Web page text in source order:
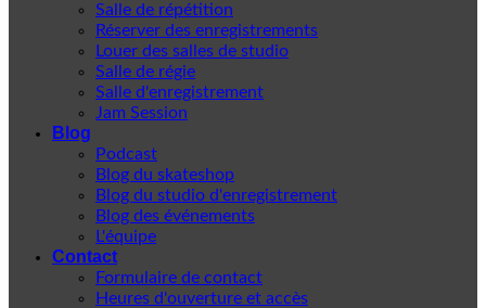
Salle de répétition
Réserver des enregistrements
Louer des salles de studio
Salle de régie
Salle d'enregistrement
Jam Session
Blog
Podcast
Blog du skateshop
Blog du studio d'enregistrement
Blog des événements
L'équipe
Contact
Formulaire de contact
Heures d'ouverture et accès